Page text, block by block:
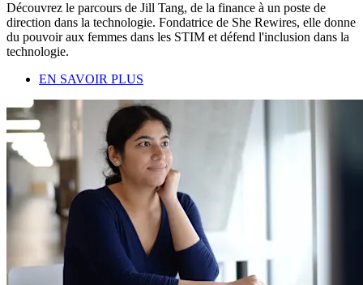
Découvrez le parcours de Jill Tang, de la finance à un poste de
direction dans la technologie. Fondatrice de She Rewires, elle donne
du pouvoir aux femmes dans les STIM et défend l'inclusion dans la
technologie.
EN SAVOIR PLUS